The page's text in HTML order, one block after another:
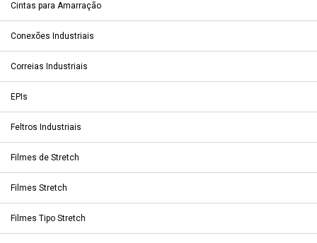
Cintas para Amarração
Conexões Industriais
Correias Industriais
EPIs
Feltros Industriais
Filmes de Stretch
Filmes Stretch
Filmes Tipo Stretch